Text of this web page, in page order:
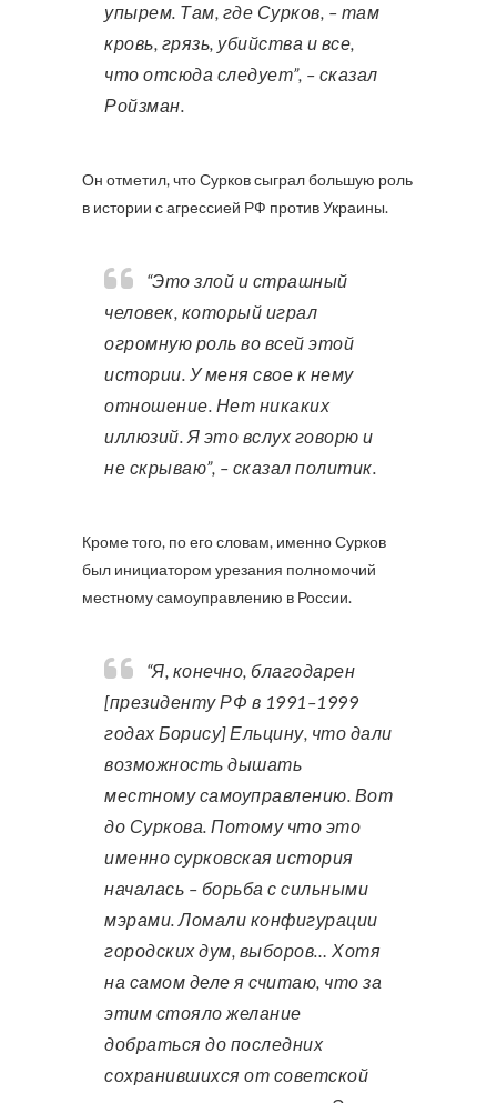
упырем. Там, где Сурков, – там
кровь, грязь, убийства и все,
что отсюда следует”, – сказал
Ройзман.
Он отметил, что Сурков сыграл большую роль
в истории с агрессией РФ против Украины.
“Это злой и страшный
человек, который играл
огромную роль во всей этой
истории. У меня свое к нему
отношение. Нет никаких
иллюзий. Я это вслух говорю и
не скрываю”, – сказал политик.
Кроме того, по его словам, именно Сурков
был инициатором урезания полномочий
местному самоуправлению в России.
“Я, конечно, благодарен
[президенту РФ в 1991–1999
годах Борису] Ельцину, что дали
возможность дышать
местному самоуправлению. Вот
до Суркова. Потому что это
именно сурковская история
началась – борьба с сильными
мэрами. Ломали конфигурации
городских дум, выборов… Хотя
на самом деле я считаю, что за
этим стояло желание
добраться до последних
сохранившихся от советской